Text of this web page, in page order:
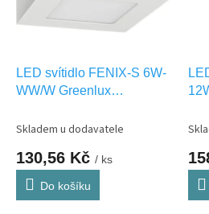
LED svítidlo FENIX-S 6W-
WW/W Greenlux
Skladem u dodavatele
130,56 Kč / ks
Do košíku